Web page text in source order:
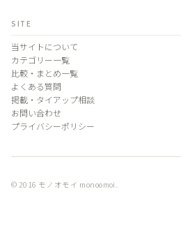
SITE
当サイトについて
カテゴリー一覧
比較・まとめ一覧
よくある質問
掲載・タイアップ相談
お問い合わせ
プライバシーポリシー
© 2016 モノオモイ monoomoi.